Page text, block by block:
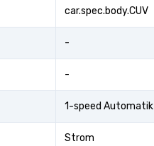
car.spec.body.CUV
-
-
1-speed Automatik
Strom